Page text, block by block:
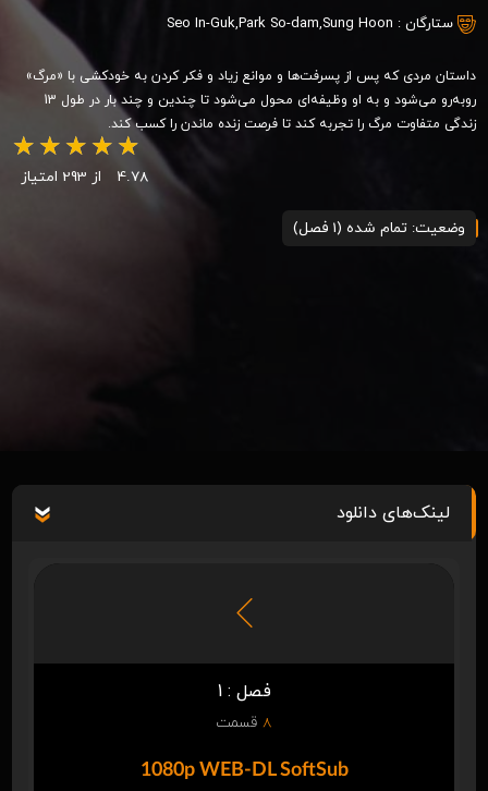
ستارگان : Seo In-Guk,Park So-dam,Sung Hoon
داستان مردی که پس از پسرفت‌ها و موانع زیاد و فکر کردن به خودکشی با «مرگ»
روبه‌رو می‌شود و به او وظیفه‌ای محول می‌شود تا چندین و چند بار در طول 13
زندگی متفاوت مرگ را تجربه کند تا فرصت زنده ماندن را کسب کند.
4.78 از 293 امتیاز
وضعیت: تمام شده (1 فصل)
لینک‌های دانلود
فصل : 1
8 قسمت
1080p WEB-DL SoftSub